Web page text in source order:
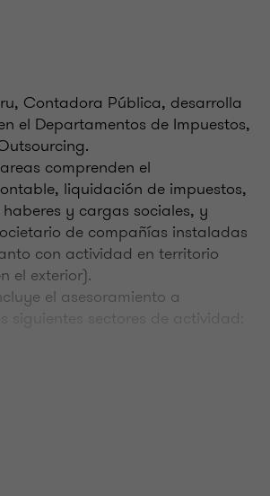
Contadora Pública, desarrolla
el Departamentos de Impuestos,
comprenden el
liquidación de impuestos,
y cargas sociales, y
de compañías instaladas
con actividad en territorio
el exterior).
el asesoramiento a
siguientes sectores de actividad:
de productos y servicios